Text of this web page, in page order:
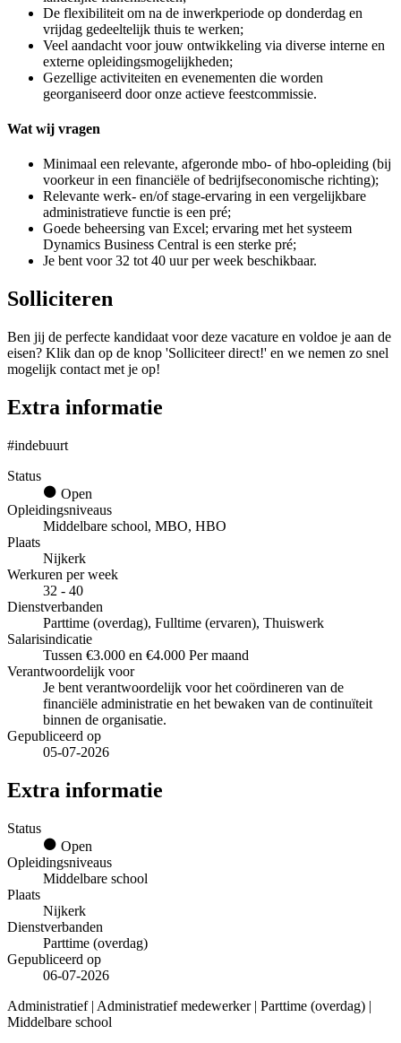
De flexibiliteit om na de inwerkperiode op donderdag en
vrijdag gedeeltelijk thuis te werken;
Veel aandacht voor jouw ontwikkeling via diverse interne en
externe opleidingsmogelijkheden;
Gezellige activiteiten en evenementen die worden
georganiseerd door onze actieve feestcommissie.
Wat wij vragen
Minimaal een relevante, afgeronde mbo- of hbo-opleiding (bij
voorkeur in een financiële of bedrijfseconomische richting);
Relevante werk- en/of stage-ervaring in een vergelijkbare
administratieve functie is een pré;
Goede beheersing van Excel; ervaring met het systeem
Dynamics Business Central is een sterke pré;
Je bent voor 32 tot 40 uur per week beschikbaar.
Solliciteren
Ben jij de perfecte kandidaat voor deze vacature en voldoe je aan de
eisen? Klik dan op de knop 'Solliciteer direct!' en we nemen zo snel
mogelijk contact met je op!
Extra informatie
#indebuurt
Status
Open
Opleidingsniveaus
Middelbare school, MBO, HBO
Plaats
Nijkerk
Werkuren per week
32 - 40
Dienstverbanden
Parttime (overdag), Fulltime (ervaren), Thuiswerk
Salarisindicatie
Tussen €3.000 en €4.000 Per maand
Verantwoordelijk voor
Je bent verantwoordelijk voor het coördineren van de
financiële administratie en het bewaken van de continuïteit
binnen de organisatie.
Gepubliceerd op
05-07-2026
Extra informatie
Status
Open
Opleidingsniveaus
Middelbare school
Plaats
Nijkerk
Dienstverbanden
Parttime (overdag)
Gepubliceerd op
06-07-2026
Administratief | Administratief medewerker | Parttime (overdag) |
Middelbare school